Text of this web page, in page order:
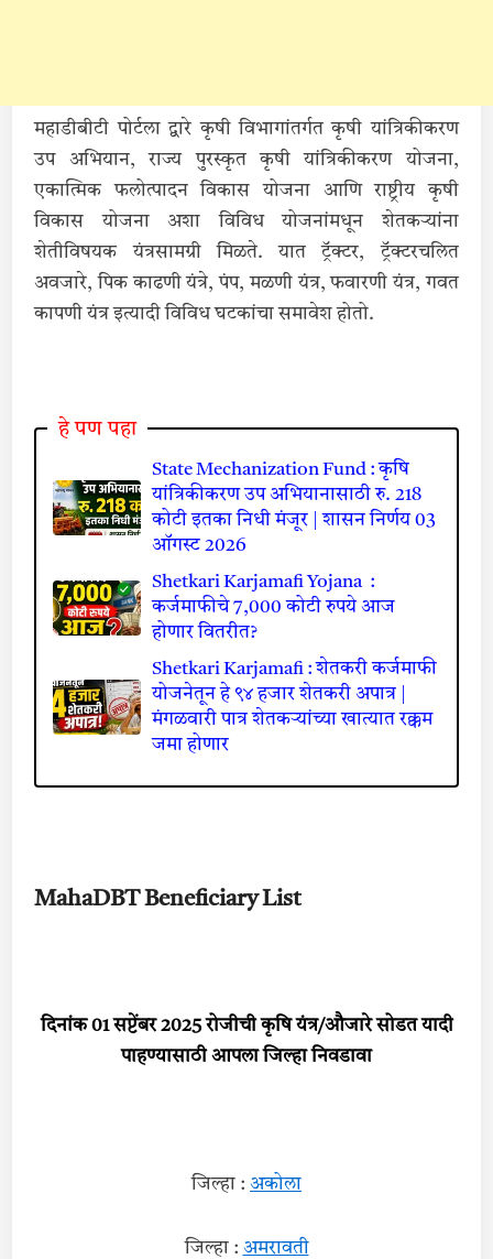
महाडीबीटी पोर्टला द्वारे कृषी विभागांतर्गत कृषी यांत्रिकीकरण
उप अभियान, राज्य पुरस्कृत कृषी यांत्रिकीकरण योजना,
एकात्मिक फलोत्पादन विकास योजना आणि राष्ट्रीय कृषी
विकास योजना अशा विविध योजनांमधून शेतकऱ्यांना
शेतीविषयक यंत्रसामग्री मिळते. यात ट्रॅक्टर, ट्रॅक्टरचलित
अवजारे, पिक काढणी यंत्रे, पंप, मळणी यंत्र, फवारणी यंत्र, गवत
कापणी यंत्र इत्यादी विविध घटकांचा समावेश होतो.
हे पण पहा
State Mechanization Fund : कृषि
यांत्रिकीकरण उप अभियानासाठी रु. 218
कोटी इतका निधी मंजूर | शासन निर्णय 03
ऑगस्ट 2026
Shetkari Karjamafi Yojana :
कर्जमाफीचे 7,000 कोटी रुपये आज
होणार वितरीत?
Shetkari Karjamafi : शेतकरी कर्जमाफी
योजनेतून हे ९४ हजार शेतकरी अपात्र |
मंगळवारी पात्र शेतकऱ्यांच्या खात्यात रक्कम
जमा होणार
MahaDBT Beneficiary List
दिनांक 01 सप्टेंबर 2025 रोजीची कृषि यंत्र/औजारे सोडत यादी
पाहण्यासाठी आपला जिल्हा निवडावा
जिल्हा : अकोला
जिल्हा : अमरावती